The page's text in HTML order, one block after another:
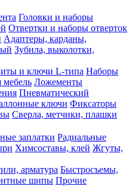
Головки и наборы
Отвертки и наборы отверток
Адаптеры, карданы,
Зубила, выколотки,
и ключи L-типа Наборы
мебель Ложементы
Пневматический
ключи Фиксаторы
Сверла, метчики, плашки
заплатки Радиальные
Химсоставы, клей Жгуты,
арматура Быстросъемы,
шипы Прочие